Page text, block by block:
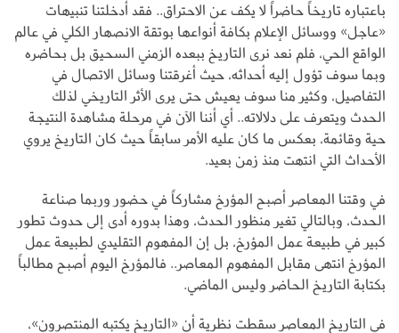
باعتباره تاريخاً حاضراً لا يكف عن الاحتراق.. فقد أدخلتنا تنبيهات
«عاجل» ووسائل الإعلام بكافة أنواعها بوتقة الانصهار الكلي في عالم
الواقع الحي، فلم نعد نرى التاريخ ببعده الزمني السحيق بل بحاضره
وبما سوف تؤول إليه أحداثه، حيث أغرقتنا وسائل الاتصال في
التفاصيل، وكثير منا سوف يعيش حتى يرى الأثر التاريخي لذلك
الحدث ويتعرف على دلالاته.. أي أننا الآن في مرحلة مشاهدة النتيجة
حية وقائمة، بعكس ما كان عليه الأمر سابقاً حيث كان التاريخ يروي
الأحداث التي انتهت منذ زمن بعيد.
في وقتنا المعاصر أصبح المؤرخ مشاركاً في حضور وربما صناعة
الحدث، وبالتالي تغير منظور الحدث، وهذا بدوره أدى إلى حدوث تطور
كبير في طبيعة عمل المؤرخ، بل إن المفهوم التقليدي لطبيعة عمل
المؤرخ انتهى مقابل المفهوم المعاصر.. فالمؤرخ اليوم أصبح مطالباً
بكتابة التاريخ الحاضر وليس الماضي.
في التاريخ المعاصر سقطت نظرية أن «التاريخ يكتبه المنتصرون»،